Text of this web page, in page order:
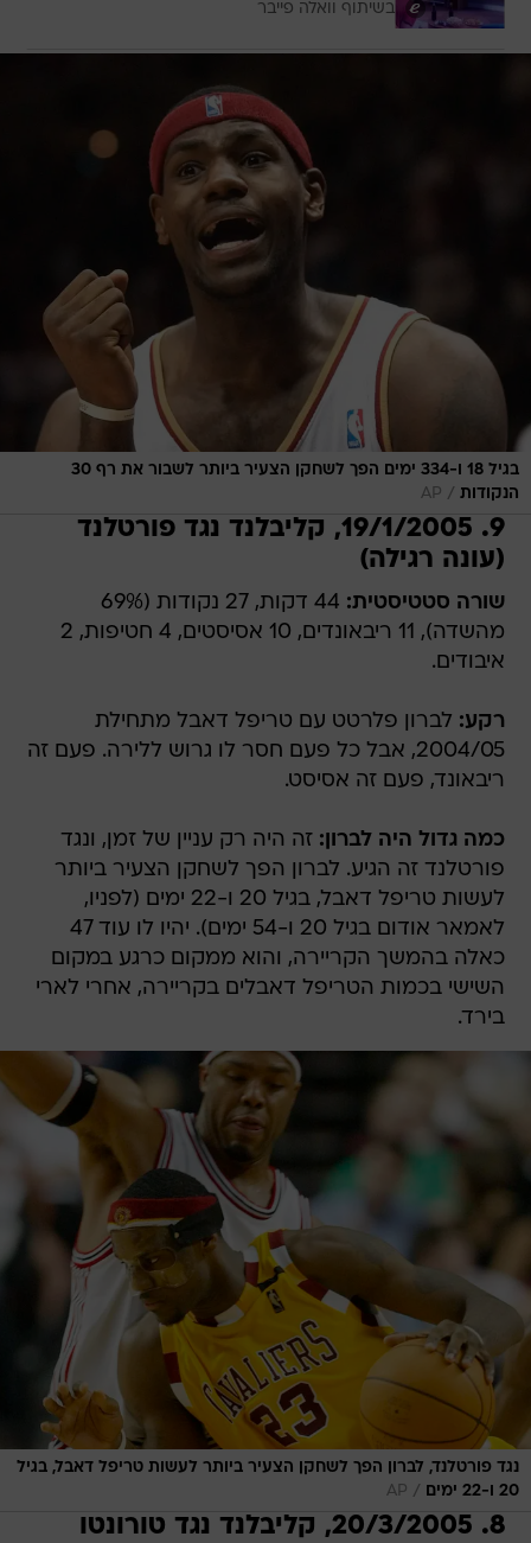
בשיתוף וואלה פייבר
בגיל 18 ו-334 ימים הפך לשחקן הצעיר ביותר לשבור את רף 30
הנקודות /
AP
9. 19/1/2005, קליבלנד נגד פורטלנד
(עונה רגילה)
שורה סטטיסטית:
44 דקות, 27 נקודות (69%
מהשדה), 11 ריבאונדים, 10 אסיסטים, 4 חטיפות, 2
איבודים.
רקע: לברון פלרטט עם טריפל דאבל מתחילת
2004/05, אבל כל פעם חסר לו גרוש ללירה. פעם זה
ריבאונד, פעם זה אסיסט.
כמה גדול היה לברון: זה היה רק עניין של זמן, ונגד
פורטלנד זה הגיע. לברון הפך לשחקן הצעיר ביותר
לעשות טריפל דאבל, בגיל 20 ו-22 ימים (לפניו,
לאמאר אודום בגיל 20 ו-54 ימים). יהיו לו עוד 47
כאלה בהמשך הקריירה, והוא ממקום כרגע במקום
השישי בכמות הטריפל דאבלים בקריירה, אחרי לארי
בירד.
נגד פורטלנד, לברון הפך לשחקן הצעיר ביותר לעשות טריפל דאבל, בגיל
20 ו-22 ימים
/
AP
8. 20/3/2005, קליבלנד נגד טורונטו